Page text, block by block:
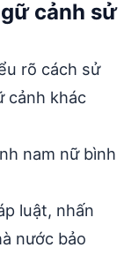
cảnh sử
rõ cách sử
cảnh khác
nam nữ bình
luật, nhấn
nước bảo